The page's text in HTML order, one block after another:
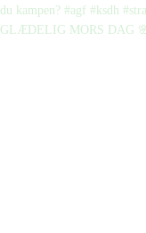
GLÆDELIG MORS DAG